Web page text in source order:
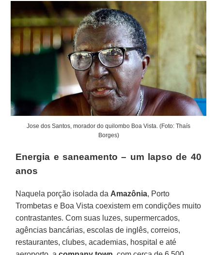
Jose dos Santos, morador do quilombo Boa Vista. (Foto: Thaís
Borges)
Energia e saneamento – um lapso de 40
anos
Naquela porção isolada da Amazônia, Porto
Trombetas e Boa Vista coexistem em condições muito
contrastantes. Com suas luzes, supermercados,
agências bancárias, escolas de inglês, correios,
restaurantes, clubes, academias, hospital e até